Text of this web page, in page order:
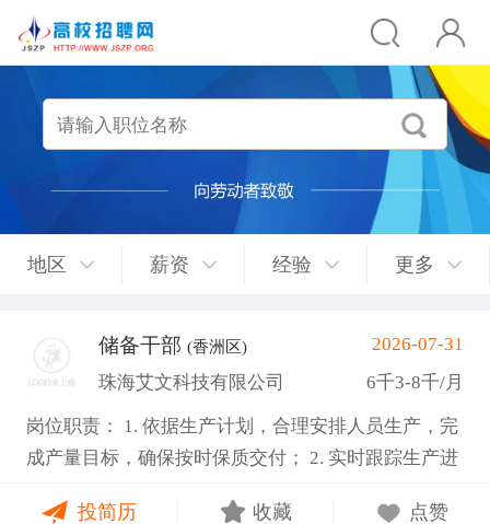
地区 薪资 经验 更多
储备干部 (香洲区)
2026-07-31
珠海艾文科技有限公司
6千3-8千/月
岗位职责： 1. 依据生产计划，合理安排人员生产，完
成产量目标，确保按时保质交付； 2. 实时跟踪生产进
投简历 收藏 点赞